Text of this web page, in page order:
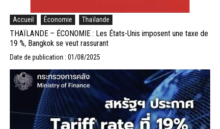
Accueil Économie Thaïlande
THAÏLANDE – ÉCONOMIE : Les États-Unis imposent une taxe de
19 %, Bangkok se veut rassurant
Date de publication : 01/08/2025